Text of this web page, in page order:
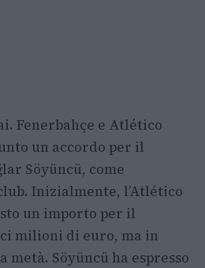
Fenerbahçe e Atlético
un accordo per il
Söyüncü, come
Inizialmente, l’Atlético
un importo per il
milioni di euro, ma in
Söyüncü ha espresso